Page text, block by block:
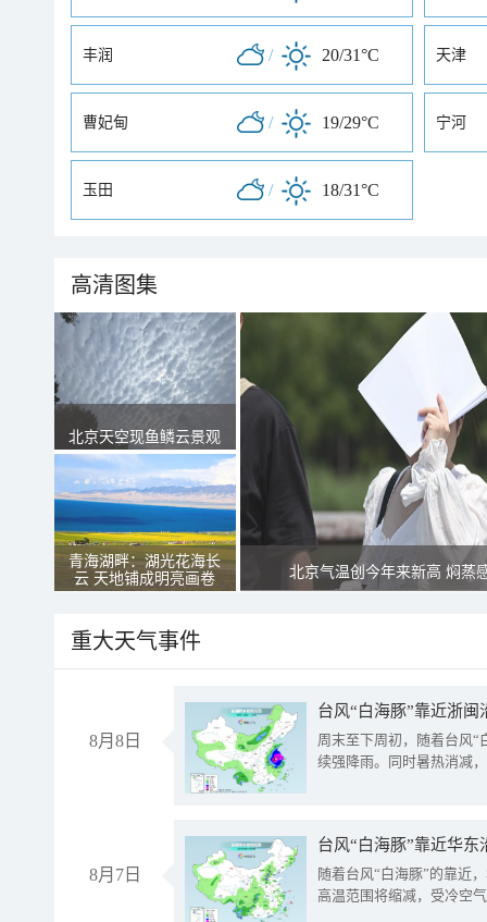
丰润 / 20/31°C 天津
曹妃甸 / 19/29°C 宁河
玉田 / 18/31°C
高清图集
北京天空现鱼鳞云景观
青海湖畔：湖光花海长
云 天地铺成明亮画卷
北京气温创今年来新高 焖蒸
重大天气事件
8月8日
台风“白海豚”靠近浙
周末至下周初，随着台风“
续强降雨。同时暑热消减
8月7日
台风“白海豚”靠近华
随着台风“白海豚”的靠近
高温范围将缩减，受冷空